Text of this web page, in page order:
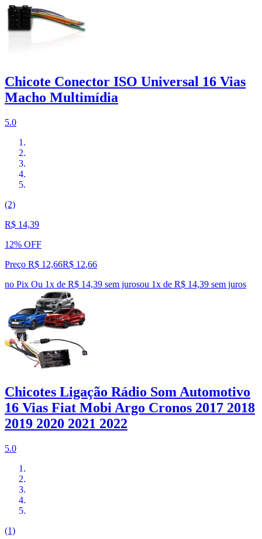
Chicote Conector ISO Universal 16 Vias
Macho Multimídia
5.0
(2)
R$ 14,39
12% OFF
Preço R$ 12,66R$ 12,66
no Pix Ou 1x de R$ 14,39 sem jurosou 1x de R$ 14,39 sem juros
Chicotes Ligação Rádio Som Automotivo
16 Vias Fiat Mobi Argo Cronos 2017 2018
2019 2020 2021 2022
5.0
(1)